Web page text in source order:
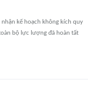
kế hoạch không kích quy
bộ lực lượng đã hoàn tất